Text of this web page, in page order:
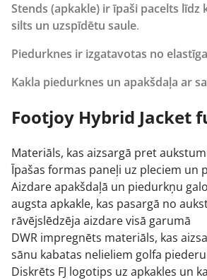
Stends (apkakle) ir īpaši pacelts
silts un uzspīdētu saule.
Piedurknes ir izgatavotas no
Kakla piedurknes un apakšdaļa ar
Footjoy Hybrid Jacket
Materiāls, kas aizsargā pret
Īpašas formas paneļi uz pleciem
Aizdare apakšdaļā un piedurkņu
augsta apkakle, kas pasargā no
rāvējslēdzēja aizdare visā garumā
DWR impregnēts materiāls, kas
sānu kabatas nelieliem golfa
Diskrēts FJ logotips uz apkakles un